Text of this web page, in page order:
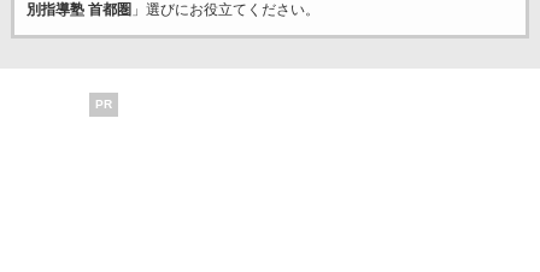
別指導塾 首都圏 」選びにお役立てください。
PR